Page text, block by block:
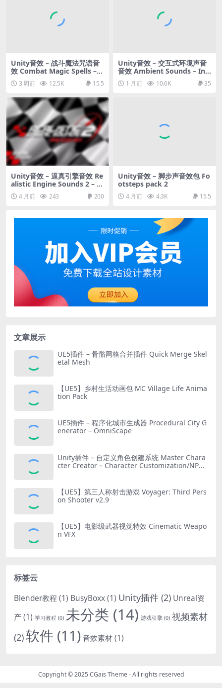
Unity音效 – 战斗魔法咒语音
效 Combat Magic Spells – B
undle
3 周前 12.5K 15.5
Unity音效 – 交互式环境声音
音效 Ambient Sounds – Int
eractive Soundscapes
1 月前 10.6K 35
Unity音效 – 逼真引擎音效 Re
alistic Engine Sounds 2 – Pr
o Edition
4 月前 243 200
Unity音效 – 脚步声音效包 Fo
otsteps pack 2
4 月前 4.3K 15.5
文章展示
UE5插件 – 骨骼网格合并插件 Quick Merge Skel
etal Mesh
【UE5】乡村生活动画包 MC Village Life Anima
tion Pack
UE5插件 – 程序化城市生成器 Procedural City G
enerator – OmniScape
Unity插件 – 自定义角色创建系统 Master Chara
cter Creator – Character Customization/NPC
【UE5】第三人称射击游戏 Voyager: Third Pers
on Shooter v2.9
【UE5】电影级武器视觉特效 Cinematic Weapo
n VFX
标签云
Blender教程 (1) BusyBoxx(1) Unity插件 (2) Unreal资
产(1) 学习教程 (0) 未分类 (14) 游戏引擎 (0) 视频素材
(2)软件 (11)音效素材(1)
Copyright © 2025CGais Theme- All rights reserved